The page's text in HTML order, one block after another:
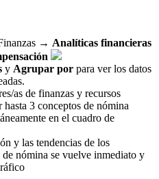
→ Analíticas financieras
ón
y Agrupar por para ver los datos
.
/as de finanzas y recursos
hasta 3 conceptos de nómina
áneamente en el cuadro de
ón y las tendencias de los
de nómina se vuelve inmediato y
áfico